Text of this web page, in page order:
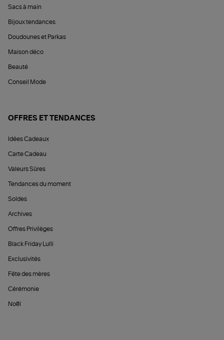
Sacs à main
Bijoux tendances
Doudounes et Parkas
Maison déco
Beauté
Conseil Mode
OFFRES ET TENDANCES
Idées Cadeaux
Carte Cadeau
Valeurs Sûres
Tendances du moment
Soldes
Archives
Offres Privilèges
Black Friday Lulli
Exclusivités
Fête des mères
Cérémonie
Noël